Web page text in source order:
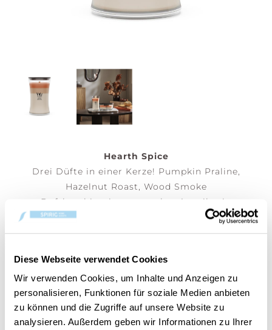
Diese Webseite verwendet Cookies
Wir verwenden Cookies, um Inhalte und Anzeigen zu
personalisieren, Funktionen für soziale Medien anbieten
zu können und die Zugriffe auf unsere Website zu
analysieren. Außerdem geben wir Informationen zu Ihrer
Hearth Spice
Drei Düfte in einer Kerze! Pumpkin Praline,
Hazelnut Roast, Wood Smoke
Duftkombinationen ergeben jeweils ein
einzigartiges Erlebnis, wenn die Schichten
miteinander verschmelzen.
(Preis pro Stk)
DEM WARENKORB HINZUFÜGEN